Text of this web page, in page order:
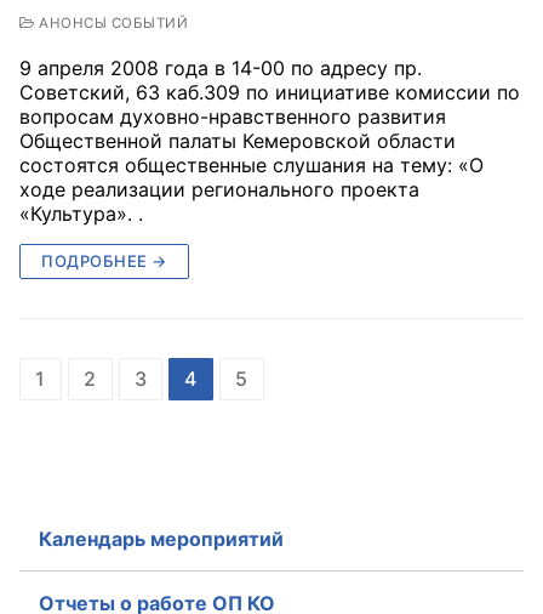
АНОНСЫ СОБЫТИЙ
9 апреля 2008 года в 14-00 по адресу пр.
Советский, 63 каб.309 по инициативе комиссии по
вопросам духовно-нравственного развития
Общественной палаты Кемеровской области
состоятся общественные слушания на тему: «О
ходе реализации регионального проекта
«Культура». .
ПОДРОБНЕЕ →
1 2 3 4 5
Календарь мероприятий
Отчеты о работе ОП КО